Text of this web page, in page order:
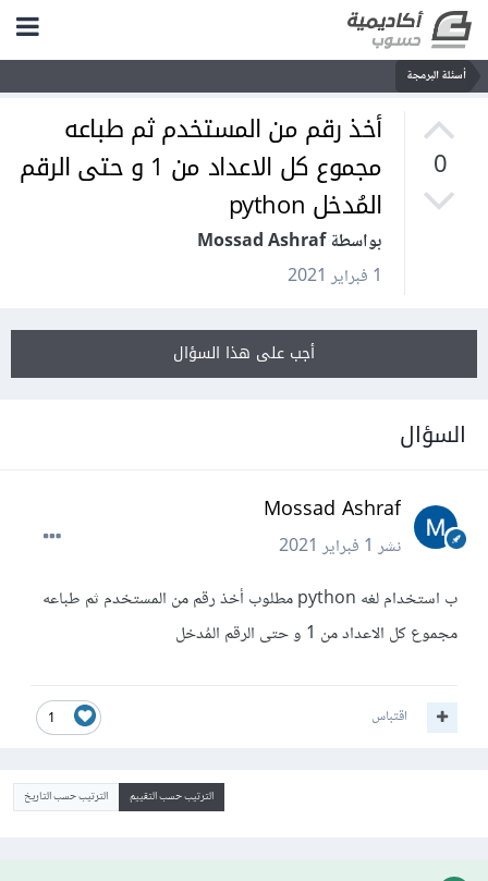
أسئلة البرمجة
0
أخذ رقم من المستخدم ثم طباعه
مجموع كل الاعداد من 1 و حتى الرقم
المُدخل python
بواسطة Mossad Ashraf
1 فبراير 2021
أجب على هذا السؤال
السؤال
Mossad Ashraf
نشر1 فبراير 2021
ب استخدام لغه python مطلوب أخذ رقم من المستخدم ثم طباعه
مجموع كل الاعداد من 1 و حتى الرقم المُدخل
1 اقتباس
الترتيب حسب التقييم الترتيب حسب التاريخ